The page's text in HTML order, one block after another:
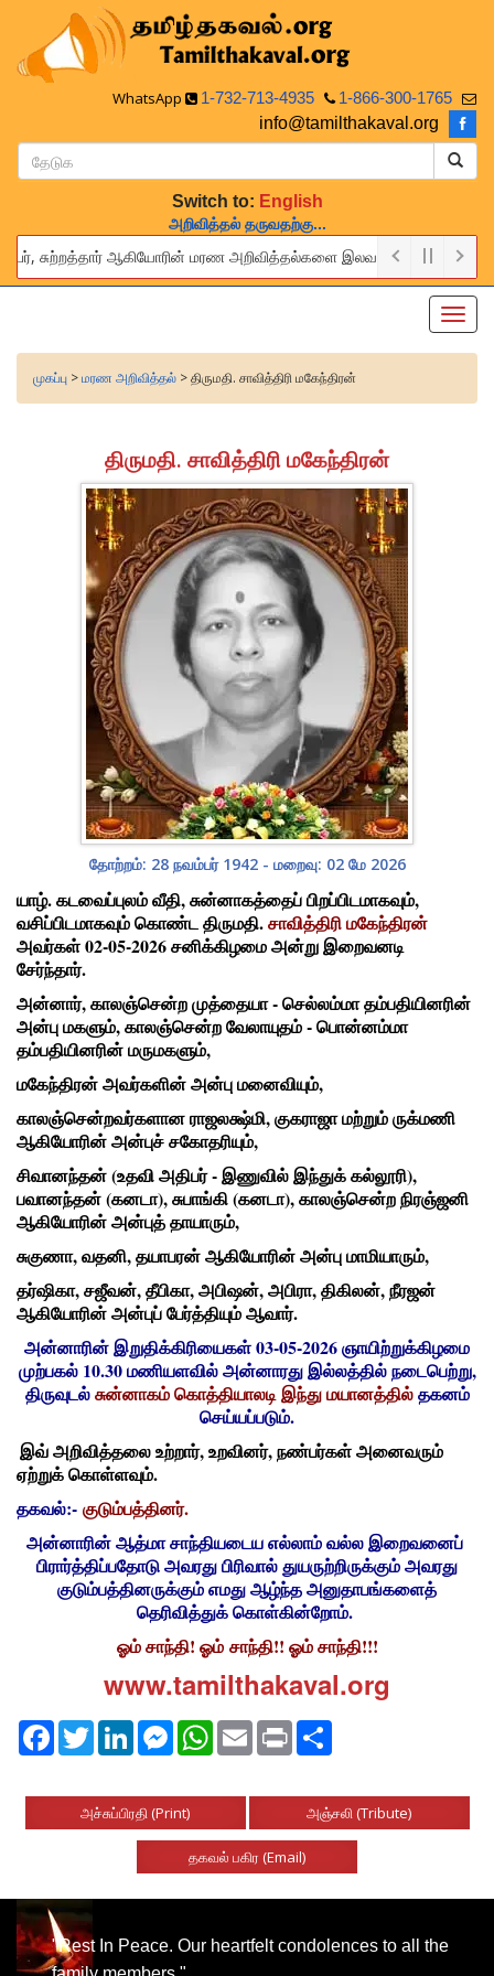
WhatsApp 1-732-713-4935
1-866-300-1765
info@tamilthakaval.org
Switch to: English
அறிவித்தல் தருவதற்கு...
சுற்றத்தார் ஆகியோரின் மரண அறிவித்தல்களை இலவசமாக நாங்கள்
provide this service to announce the obituaries of your relatives
முகப்பு >மரண அறிவித்தல் > திருமதி. சாவித்திரி மகேந்திரன்
திருமதி. சாவித்திரி மகேந்திரன்
தோற்றம்: 28 நவம்பர் 1942 - மறைவு: 02 மே 2026
யாழ். கடவைப்புலம் வீதி, சுன்னாகத்தைப் பிறப்பிடமாகவும்,
வசிப்பிடமாகவும் கொண்ட திருமதி.சாவித்திரி மகேந்திரன்
அவர்கள் 02-05-2026 சனிக்கிழமை அன்று இறைவனடி
சேர்ந்தார்.
அன்னார், காலஞ்சென்ற முத்தையா - செல்லம்மா தம்பதியினரின்
அன்பு மகளும், காலஞ்சென்ற வேலாயுதம் - பொன்னம்மா
தம்பதியினரின் மருமகளும்,
மகேந்திரன் அவர்களின் அன்பு மனைவியும்,
காலஞ்சென்றவர்களான ராஜலக்ஷ்மி, குகராஜா மற்றும் ருக்மணி
ஆகியோரின் அன்புச் சகோதரியும்,
சிவானந்தன் (உதவி அதிபர் - இணுவில் இந்துக் கல்லூரி),
பவானந்தன் (கனடா), சுபாங்கி (கனடா), காலஞ்சென்ற நிரஞ்ஜனி
ஆகியோரின் அன்புத் தாயாரும்,
சுகுணா, வதனி, தயாபரன் ஆகியோரின் அன்பு மாமியாரும்,
தர்ஷிகா, சஜீவன், தீபிகா, அபிஷன், அபிரா, திகிலன், நீரஜன்
ஆகியோரின் அன்புப் பேர்த்தியும் ஆவார்.
அன்னாரின் இறுதிக்கிரியைகள் 03-05-2026 ஞாயிற்றுக்கிழமை
முற்பகல் 10.30 மணியளவில் அன்னாரது இல்லத்தில் நடைபெற்று,
திருவுடல்சுன்னாகம் கொத்தியாலடி இந்து மயானத்தில்தகனம்
செய்யப்படும்.
இவ் அறிவித்தலை உற்றார், உறவினர், நண்பர்கள் அனைவரும்
ஏற்றுக் கொள்ளவும்.
தகவல்:- குடும்பத்தினர்.
அன்னாரின் ஆத்மா சாந்தியடைய எல்லாம் வல்ல இறைவனைப்
பிரார்த்திப்பதோடு அவரது பிரிவால் துயருற்றிருக்கும் அவரது
குடும்பத்தினருக்கும் எமது ஆழ்ந்த அனுதாபங்களைத்
தெரிவித்துக் கொள்கின்றோம்.
ஓம் சாந்தி! ஓம் சாந்தி!! ஓம் சாந்தி!!!
www.tamilthakaval.org
FacebookTwitterLinkedInMessengerWhatsApp
Email Print
அச்சுப்பிரதி (Print) அஞ்சலி (Tribute)
தகவல் பகிர (Email)
"Rest In Peace. Our heartfelt condolences to all the